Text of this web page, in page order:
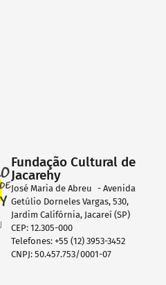
Fundação Cultural de
Jacarehy
José Maria de Abreu - Avenida
Getúlio Dorneles Vargas, 530,
Jardim Califórnia, Jacareí (SP)
CEP: 12.305-000
Telefones: +55 (12) 3953-3452
CNPJ: 50.457.753/0001-07